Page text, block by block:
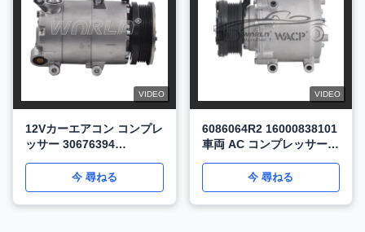
VIDEO
12Vカーエアコン コンプレ
ッサー 30676394
1234250 フォードフォー
カス CMAX ヴォルボ
WXFD021
今 尋ねる
VIDEO
6086064R2 16000838101
車両 AC コンプレッサー
MSC90 6PK フォード エ
クスプローラー WXFD020
今 尋ねる